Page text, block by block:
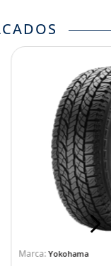
Yokohama